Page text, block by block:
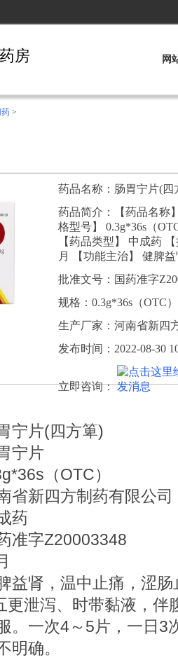
房 网
药 >
药品名称：肠胃宁片(四
药品简介：【药品名称
格型号】 0.3g*36s（
【药品类型】 中成药
月 【功能主治】 健脾
批准文号：国药准字
规格：0.3g*36s（OTC）
生产厂家：河南省新四
发布时间：2022-08-30
立即咨询：
宁片(四方箄)
宁片
（OTC）
省新四方制药有限公司
药
准字Z20003348
益肾，温中止痛，涩
更泄泻、时带黏液，伴
。一次4～5片，一日3
明确。